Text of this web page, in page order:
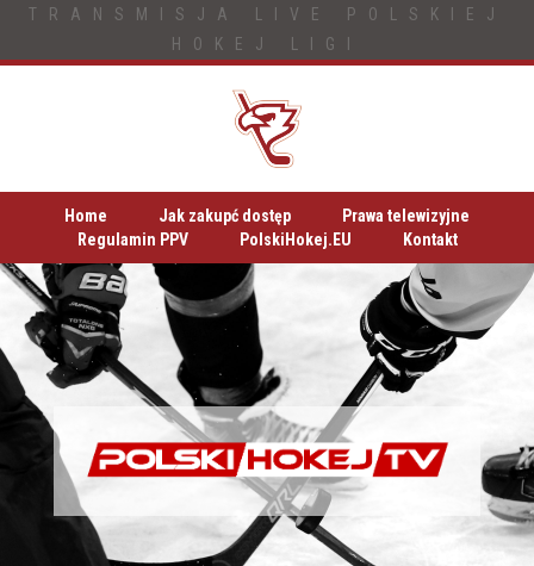
TRANSMISJA LIVE POLSKIEJ
HOKEJ LIGI
Home Jak zakupć dostęp
Prawa telewizyjne
Regulamin PPV
PolskiHokej.EU Kontakt